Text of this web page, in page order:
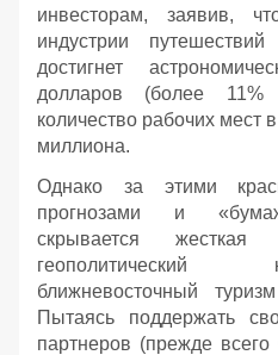
инвесторам, заявив,
индустрии
достигнет
долларов (более
количество рабочих мест
миллиона.
Однако за этими
прогнозами и
скрывается жесткая
геополитический
ближневосточный
Пытаясь поддержать
партнеров (прежде